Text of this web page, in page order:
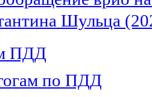
Шульца
ПДД
по ПДД